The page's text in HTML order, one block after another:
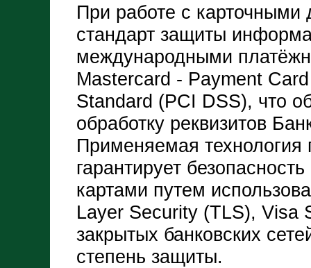
При работе с
стандарт защиты
международными
Mastercard - Payment
Standard (PCI DSS), что
обработку реквизитов
Применяемая технология
гарантирует
картами путем
Layer Security (TLS), Visa
закрытых банковских
степень защиты.